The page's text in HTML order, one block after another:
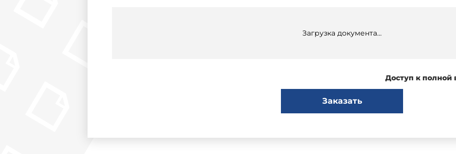
Загрузка документа...
Доступ к полной
Заказать